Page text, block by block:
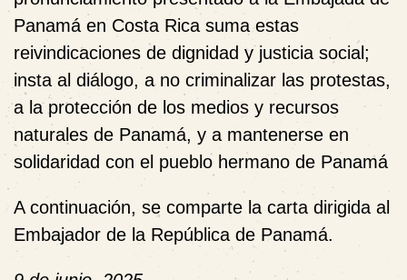
Panamá en Costa Rica suma estas
reivindicaciones de dignidad y justicia social;
insta al diálogo, a no criminalizar las protestas,
a la protección de los medios y recursos
naturales de Panamá, y a mantenerse en
solidaridad con el pueblo hermano de Panamá
A continuación, se comparte la carta dirigida al
Embajador de la República de Panamá.